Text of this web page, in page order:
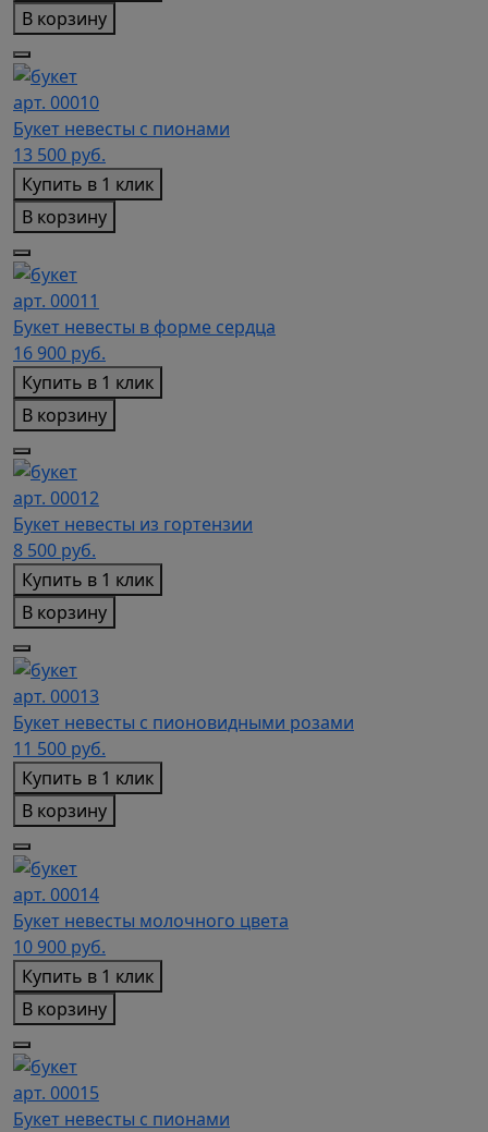
В корзину
арт. 00010
Букет невесты с пионами
13 500 руб.
Купить в 1 клик
В корзину
арт. 00011
Букет невесты в форме сердца
16 900 руб.
Купить в 1 клик
В корзину
арт. 00012
Букет невесты из гортензии
8 500 руб.
Купить в 1 клик
В корзину
арт. 00013
Букет невесты с пионовидными розами
11 500 руб.
Купить в 1 клик
В корзину
арт. 00014
Букет невесты молочного цвета
10 900 руб.
Купить в 1 клик
В корзину
арт. 00015
Букет невесты с пионами